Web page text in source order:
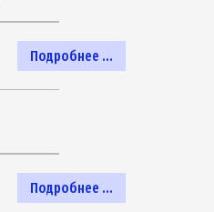
Подробнее ...
Подробнее ...